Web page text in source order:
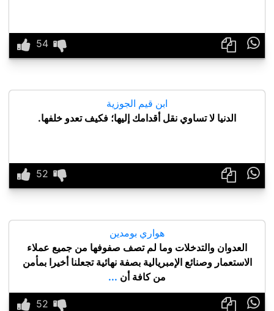

ابن قيم الجوزية
الدنيا لا تساوي نقل أقدامك إليها؛ فكيف تعدو خلفها.

هواري بومدين
العدوان والتدخلات وما لم تصف صفوفها من جميع عملاء
الاستعمار وصنائع الإمبريالية بصفة نهائية تجعلنا أخيرا بمأمن
من كافة أن ...
